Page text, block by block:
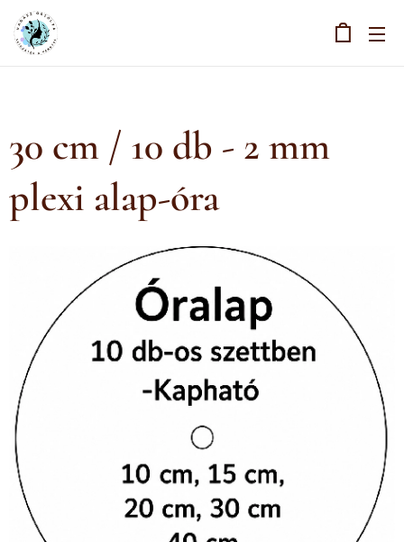
30 cm / 10 db - 2 mm
plexi alap-óra